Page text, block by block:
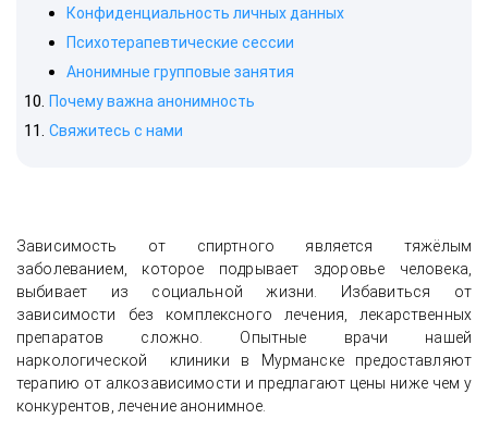
Конфиденциальность личных данных
Психотерапевтические сессии
Анонимные групповые занятия
Почему важна анонимность
Свяжитесь с нами
Зависимость от спиртного является тяжёлым
заболеванием, которое подрывает здоровье человека,
выбивает из социальной жизни. Избавиться от
зависимости без комплексного лечения, лекарственных
препаратов сложно. Опытные врачи нашей
наркологической клиники в Мурманске предоставляют
терапию от алкозависимости и предлагают цены ниже чем у
конкурентов, лечение анонимное.